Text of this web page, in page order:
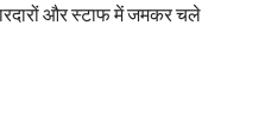
और स्टाफ में जमकर चले